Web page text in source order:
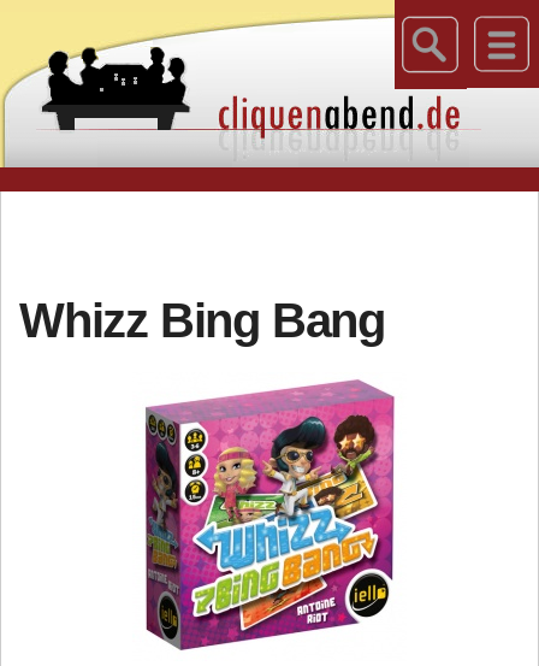
Whizz Bing Bang